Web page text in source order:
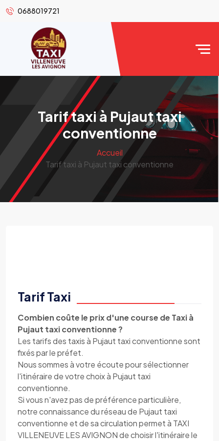
0688019721
Tarif taxi à Pujaut taxi
conventionne
Accueil
Tarif taxi à Pujaut taxi conventionne
Tarif Taxi
Combien coûte le prix d'une course de Taxi à
Pujaut taxi conventionne ?
Les tarifs des taxis à Pujaut taxi conventionne sont
fixés par le préfet.
Nous sommes à votre écoute pour sélectionner
l'itinéraire de votre choix à Pujaut taxi
conventionne.
Si vous n'avez pas de préférence particulière,
notre connaissance du réseau de Pujaut taxi
conventionne et de sa circulation permet à TAXI
VILLENEUVE LES AVIGNON de choisir l'itinéraire le